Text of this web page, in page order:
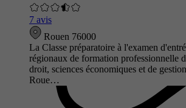
7 avis
Rouen 76000
La Classe préparatoire à l'examen
régionaux de formation professionnelle
droit, sciences économiques et de
Roue…